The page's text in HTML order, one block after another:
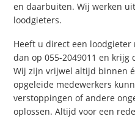
en daarbuiten. Wij werken
loodgieters.
Heeft u direct een loodgieter
dan op 055-2049011 en
Wij zijn vrijwel altijd binnen
opgeleide medewerkers
verstoppingen of andere
oplossen. Altijd voor een